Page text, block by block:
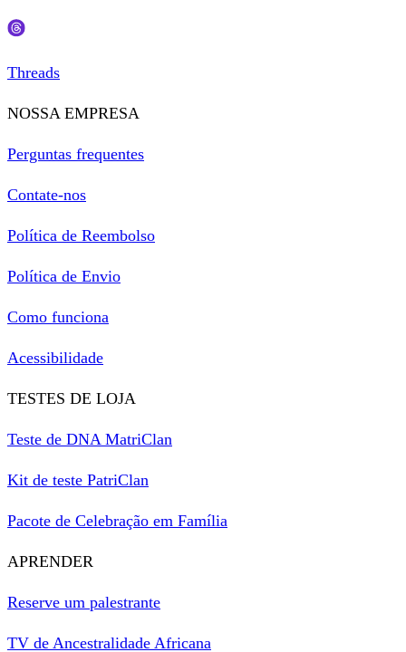
Threads
NOSSA EMPRESA
Perguntas frequentes
Contate-nos
Política de Reembolso
Política de Envio
Como funciona
Acessibilidade
TESTES DE LOJA
Teste de DNA MatriClan
Kit de teste PatriClan
Pacote de Celebração em Família
APRENDER
Reserve um palestrante
TV de Ancestralidade Africana